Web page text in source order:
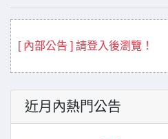
[ 內部公告 ] 請登入後瀏覽！
近月內熱門公告